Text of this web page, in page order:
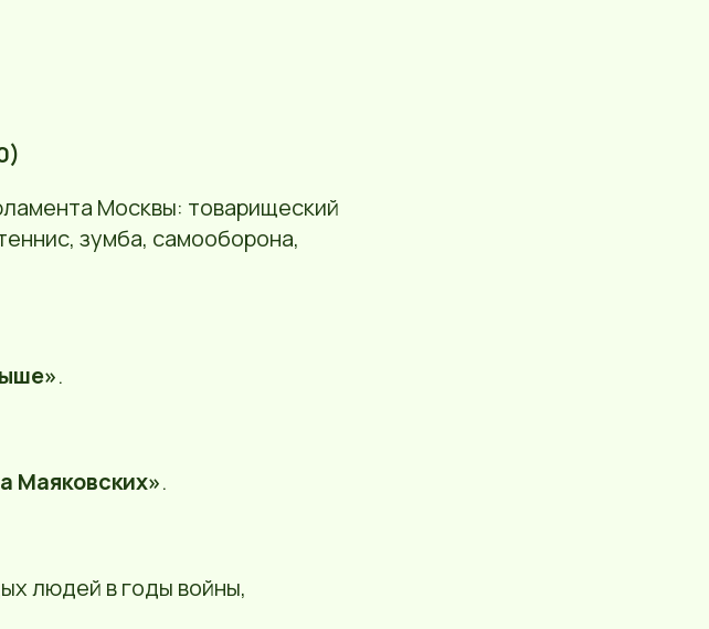
Москвы: товарищеский
зумба, самооборона,
.
Маяковских».
людей в годы войны,